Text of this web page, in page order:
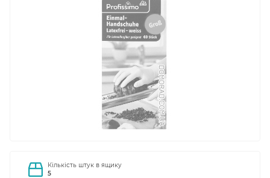
Кількість штук в ящику
5